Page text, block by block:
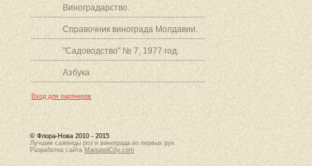
Виноградарство.
Справочник винограда Молдавии.
"Садоводство" № 7, 1977 год.
Азбука
Вход для партнеров
© Флора-Нова 2010 - 2015
Лучшие саженцы роз и винограда из первых рук
Разработка сайта MariupolCity.com